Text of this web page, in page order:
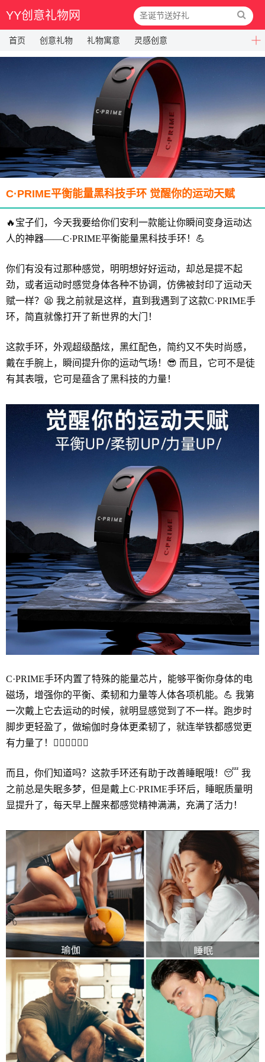
YY创意礼物网
首页 创意礼物 礼物寓意 灵感创意
C·PRIME平衡能量黑科技手环 觉醒你的运动天赋
🔥宝子们，今天我要给你们安利一款能让你瞬间变身运动达
人的神器——C·PRIME平衡能量黑科技手环！💪
你们有没有过那种感觉，明明想好好运动，却总是提不起
劲，或者运动时感觉身体各种不协调，仿佛被封印了运动天
赋一样？😫 我之前就是这样，直到我遇到了这款C·PRIME手
环，简直就像打开了新世界的大门！
这款手环，外观超级酷炫，黑红配色，简约又不失时尚感，
戴在手腕上，瞬间提升你的运动气场！😎 而且，它可不是徒
有其表哦，它可是蕴含了黑科技的力量！
C·PRIME手环内置了特殊的能量芯片，能够平衡你身体的电
磁场，增强你的平衡、柔韧和力量等人体各项机能。💪 我第
一次戴上它去运动的时候，就明显感觉到了不一样。跑步时
脚步更轻盈了，做瑜伽时身体更柔韧了，就连举铁都感觉更
有力量了！🏃‍♀️🧘‍♀️🏋️‍♀️
而且，你们知道吗？这款手环还有助于改善睡眠哦！😴 我
之前总是失眠多梦，但是戴上C·PRIME手环后，睡眠质量明
显提升了，每天早上醒来都感觉精神满满，充满了活力！